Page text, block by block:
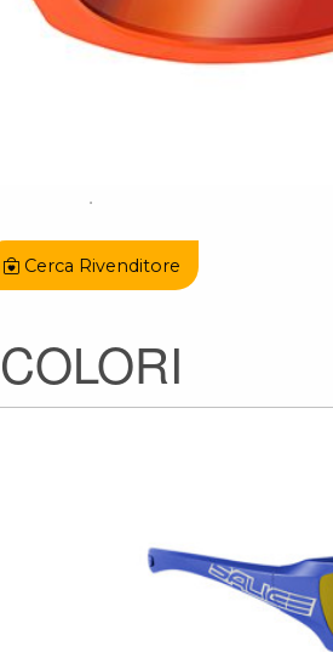
Cerca Rivenditore
COLORI